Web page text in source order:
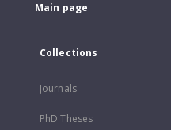
Main page
Collections
Journals
PhD Theses